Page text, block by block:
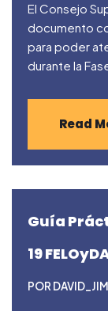
El Consejo
documento
para poder
durante la
Read
Guía
19
POR